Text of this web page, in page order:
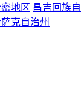
地区 昌吉回族
克自治州